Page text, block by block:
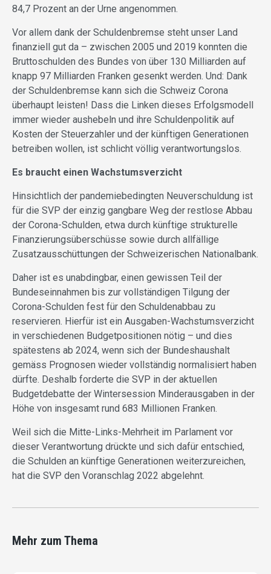
84,7 Prozent an der Urne angenommen.
Vor allem dank der Schuldenbremse steht unser Land
finanziell gut da – zwischen 2005 und 2019 konnten die
Bruttoschulden des Bundes von über 130 Milliarden auf
knapp 97 Milliarden Franken gesenkt werden. Und: Dank
der Schuldenbremse kann sich die Schweiz Corona
überhaupt leisten! Dass die Linken dieses Erfolgsmodell
immer wieder aushebeln und ihre Schuldenpolitik auf
Kosten der Steuerzahler und der künftigen Generationen
betreiben wollen, ist schlicht völlig verantwortungslos.
Es braucht einen Wachstumsverzicht
Hinsichtlich der pandemiebedingten Neuverschuldung ist
für die SVP der einzig gangbare Weg der restlose Abbau
der Corona-Schulden, etwa durch künftige strukturelle
Finanzierungsüberschüsse sowie durch allfällige
Zusatzausschüttungen der Schweizerischen Nationalbank.
Daher ist es unabdingbar, einen gewissen Teil der
Bundeseinnahmen bis zur vollständigen Tilgung der
Corona-Schulden fest für den Schuldenabbau zu
reservieren. Hierfür ist ein Ausgaben-Wachstumsverzicht
in verschiedenen Budgetpositionen nötig – und dies
spätestens ab 2024, wenn sich der Bundeshaushalt
gemäss Prognosen wieder vollständig normalisiert haben
dürfte. Deshalb forderte die SVP in der aktuellen
Budgetdebatte der Wintersession Minderausgaben in der
Höhe von insgesamt rund 683 Millionen Franken.
Weil sich die Mitte-Links-Mehrheit im Parlament vor
dieser Verantwortung drückte und sich dafür entschied,
die Schulden an künftige Generationen weiterzureichen,
hat die SVP den Voranschlag 2022 abgelehnt.
Mehr zum Thema